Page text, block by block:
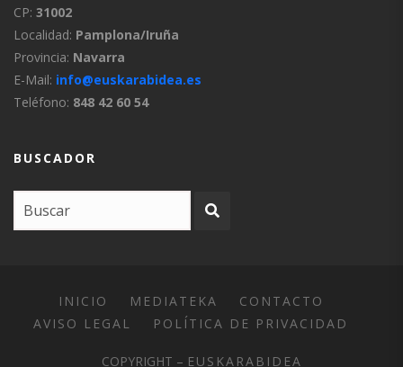
CP: 31002
Localidad: Pamplona/Iruña
Provincia: Navarra
E-Mail: info@euskarabidea.es
Teléfono: 848 42 60 54
BUSCADOR
INICIO MEDIATEKA
CONTACTO
AVISO LEGAL
POLÍTICA DE PRIVACIDAD
COPYRIGHT – EUSKARABIDEA